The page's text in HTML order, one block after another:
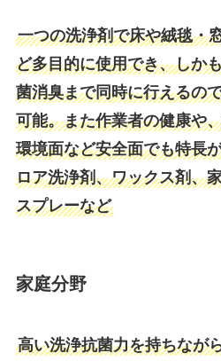
一つの洗浄剤で床や絨毯・
ど多目的に使用でき、しか
菌消臭まで同時に行えるの
可能。また作業者の健康や
環境面など安全面でも特長
ロア洗浄剤、ワックス剤、
スプレーなど
家庭分野
高い洗浄抗菌力を持ちなが